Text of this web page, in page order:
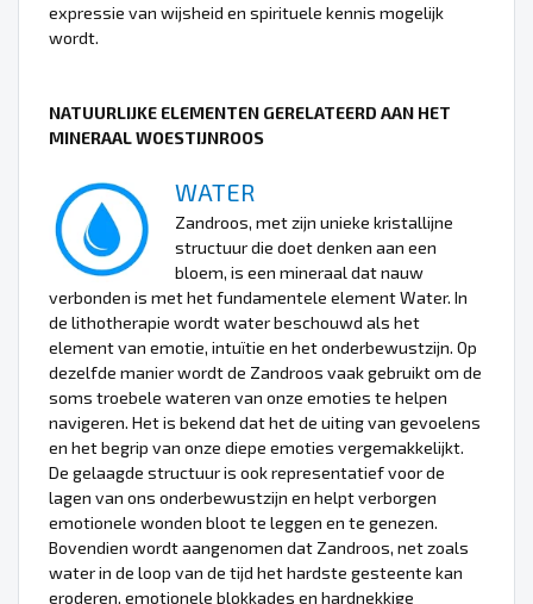
expressie van wijsheid en spirituele kennis mogelijk
wordt.
NATUURLIJKE ELEMENTEN GERELATEERD AAN HET
MINERAAL WOESTIJNROOS
WATER
Zandroos, met zijn unieke kristallijne
structuur die doet denken aan een
bloem, is een mineraal dat nauw
verbonden is met het fundamentele element Water. In
de lithotherapie wordt water beschouwd als het
element van emotie, intuïtie en het onderbewustzijn. Op
dezelfde manier wordt de Zandroos vaak gebruikt om de
soms troebele wateren van onze emoties te helpen
navigeren. Het is bekend dat het de uiting van gevoelens
en het begrip van onze diepe emoties vergemakkelijkt.
De gelaagde structuur is ook representatief voor de
lagen van ons onderbewustzijn en helpt verborgen
emotionele wonden bloot te leggen en te genezen.
Bovendien wordt aangenomen dat Zandroos, net zoals
water in de loop van de tijd het hardste gesteente kan
eroderen, emotionele blokkades en hardnekkige